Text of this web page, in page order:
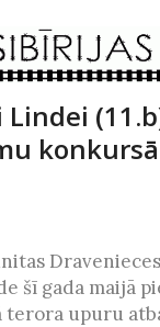
konkursā
šī gada maijā
terora upuru